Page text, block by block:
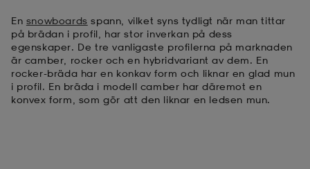
En snowboards spann, vilket syns tydligt när man tittar
på brädan i profil, har stor inverkan på dess
egenskaper. De tre vanligaste profilerna på marknaden
är camber, rocker och en hybridvariant av dem. En
rocker-bräda har en konkav form och liknar en glad mun
i profil. En bräda i modell camber har däremot en
konvex form, som gör att den liknar en ledsen mun.